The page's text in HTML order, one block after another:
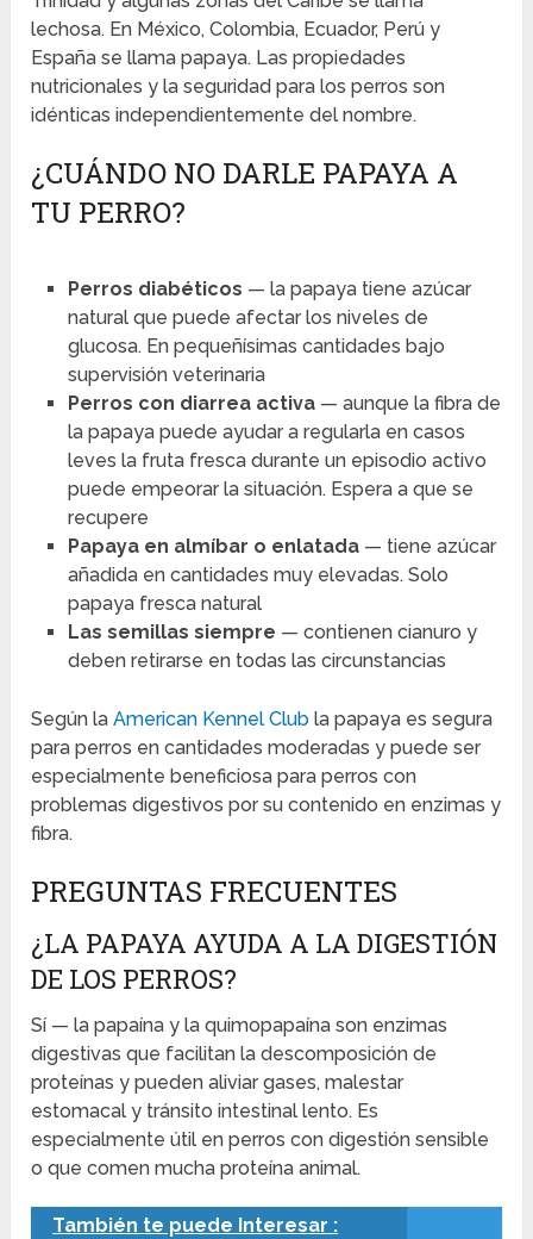
lechosa. En México, Colombia, Ecuador, Perú y
España se llama papaya. Las propiedades
nutricionales y la seguridad para los perros son
idénticas independientemente del nombre.
¿CUÁNDO NO DARLE PAPAYA A
TU PERRO?
Perros diabéticos — la papaya tiene azúcar
natural que puede afectar los niveles de
glucosa. En pequeñísimas cantidades bajo
supervisión veterinaria
Perros con diarrea activa— aunque la fibra de
la papaya puede ayudar a regularla en casos
leves la fruta fresca durante un episodio activo
puede empeorar la situación. Espera a que se
recupere
Papaya en almíbar o enlatada— tiene azúcar
añadida en cantidades muy elevadas. Solo
papaya fresca natural
Las semillas siempre — contienen cianuro y
deben retirarse en todas las circunstancias
Según laAmerican Kennel Club la papaya es segura
para perros en cantidades moderadas y puede ser
especialmente beneficiosa para perros con
problemas digestivos por su contenido en enzimas y
fibra.
PREGUNTAS FRECUENTES
¿LA PAPAYA AYUDA A LA DIGESTIÓN
DE LOS PERROS?
Sí — la papaína y la quimopapaína son enzimas
digestivas que facilitan la descomposición de
proteínas y pueden aliviar gases, malestar
estomacal y tránsito intestinal lento. Es
especialmente útil en perros con digestión sensible
o que comen mucha proteína animal.
También te puede Interesar :